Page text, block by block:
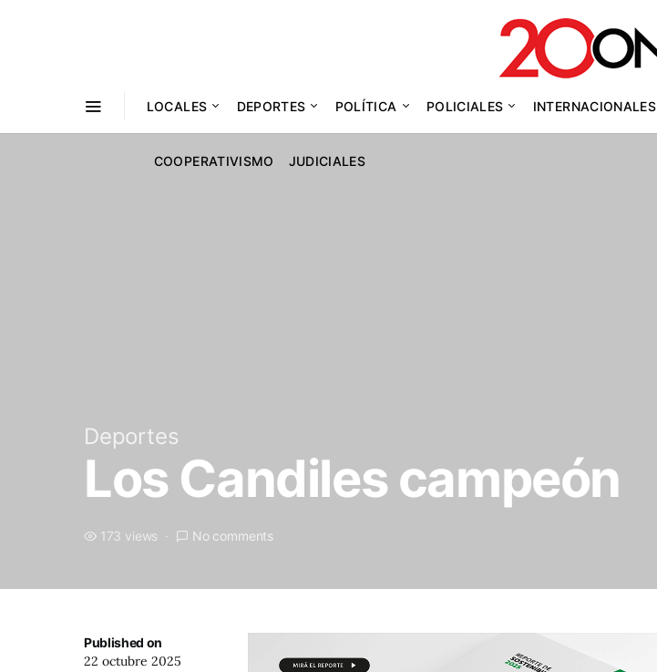
LOCALES DEPORTES POLÍTICA POLICIALES INTERNACIONALES
COOPERATIVISMO JUDICIALES
Deportes
Los Candiles campeón
173 views No comments
Published on
22 octubre 2025